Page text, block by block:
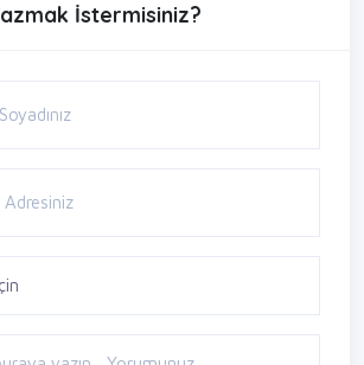
İstermisiniz?